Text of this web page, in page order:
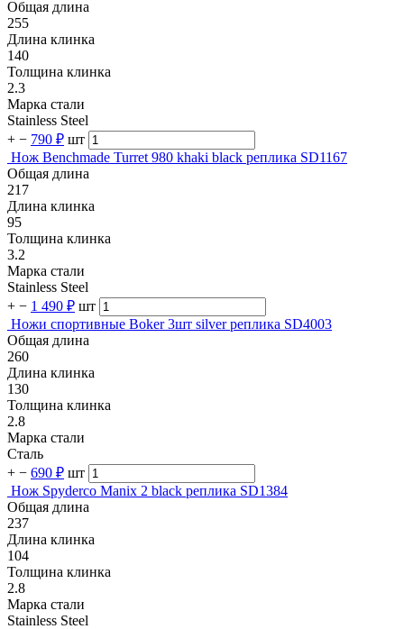
Общая длина
255
Длина клинка
140
Толщина клинка
2.3
Марка стали
Stainless Steel
+ − 790 ₽ шт
Нож Benchmade Turret 980 khaki black реплика SD1167
Общая длина
217
Длина клинка
95
Толщина клинка
3.2
Марка стали
Stainless Steel
+ − 1 490 ₽ шт
Ножи спортивные Boker 3шт silver реплика SD4003
Общая длина
260
Длина клинка
130
Толщина клинка
2.8
Марка стали
Сталь
+ − 690 ₽ шт
Нож Spyderco Manix 2 black реплика SD1384
Общая длина
237
Длина клинка
104
Толщина клинка
2.8
Марка стали
Stainless Steel